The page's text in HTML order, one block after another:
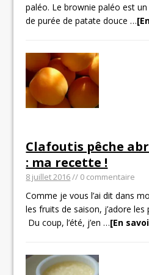
paléo. Le brownie paléo est
de purée de patate douce…
Clafoutis pêche
: ma recette !
8 juillet 2016// 0 commentaire
Comme je vous l’ai dit dans
les fruits de saison, j’adore
Du coup, l’été, j’en…[En